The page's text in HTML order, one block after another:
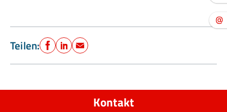
Teilen: Facebook
LinkedIn
E-Mail
Kontakt